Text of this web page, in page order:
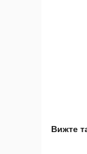
Вижте